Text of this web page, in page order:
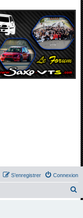
Connexion
S’enregistrer